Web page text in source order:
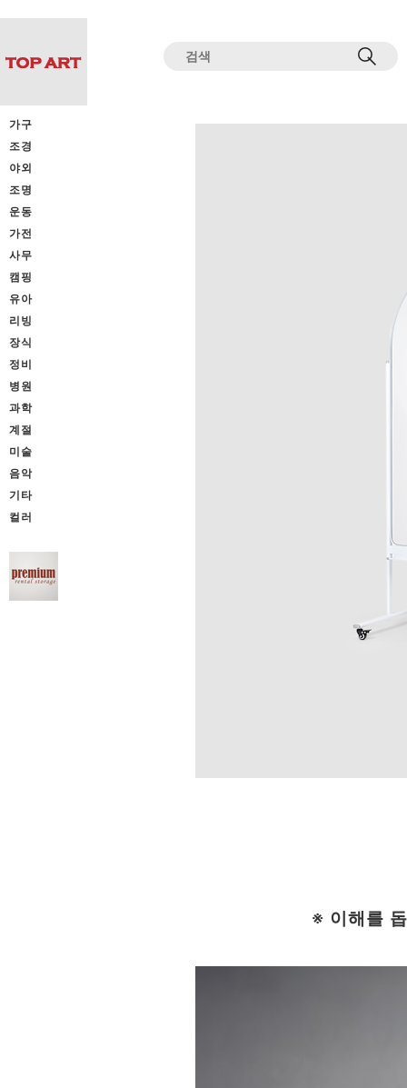
※ 이해를
가구
조경
야외
조명
운동
가전
사무
캠핑
유아
리빙
장식
정비
병원
과학
계절
미술
음악
기타
컬러